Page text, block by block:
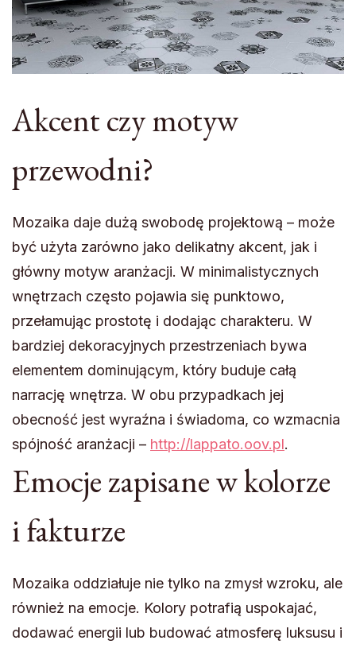
Akcent czy motyw
przewodni?
Mozaika daje dużą swobodę projektową – może
być użyta zarówno jako delikatny akcent, jak i
główny motyw aranżacji. W minimalistycznych
wnętrzach często pojawia się punktowo,
przełamując prostotę i dodając charakteru. W
bardziej dekoracyjnych przestrzeniach bywa
elementem dominującym, który buduje całą
narrację wnętrza. W obu przypadkach jej
obecność jest wyraźna i świadoma, co wzmacnia
spójność aranżacji – http://lappato.oov.pl.
Emocje zapisane w kolorze
i fakturze
Mozaika oddziałuje nie tylko na zmysł wzroku, ale
również na emocje. Kolory potrafią uspokajać,
dodawać energii lub budować atmosferę luksusu i